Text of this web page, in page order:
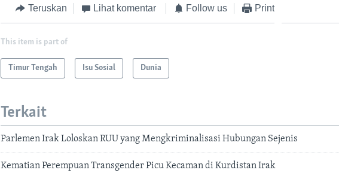
Teruskan Lihat komentar Follow us Print
This item is part of
Timur Tengah Isu Sosial Dunia
Terkait
Parlemen Irak Loloskan RUU yang Mengkriminalisasi Hubungan Sejenis
Kematian Perempuan Transgender Picu Kecaman di Kurdistan Irak